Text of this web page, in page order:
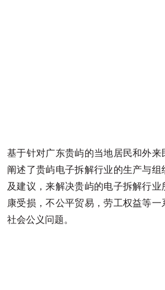
基于针对广东贵屿的当地居民和外来
阐述了贵屿电子拆解行业的生产与
及建议，来解决贵屿的电子拆解行
康受损，不公平贸易，劳工权益等
社会公义问题。